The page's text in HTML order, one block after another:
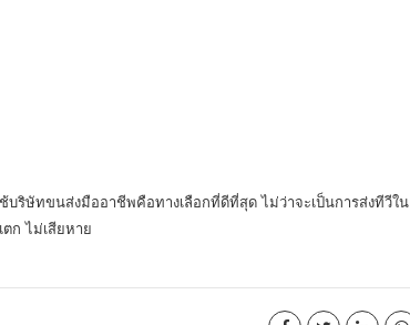
ช้บริษัทขนส่งมืออาชีพคือทางเลือกที่ดีที่สุด ไม่ว่าจะเป็นการส่งทีวีใน
ก ไม่เสียหาย